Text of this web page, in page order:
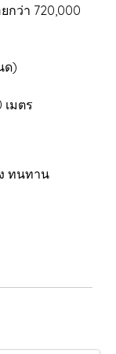
กว่า 720,000
ด)
เมตร
ทนทาน